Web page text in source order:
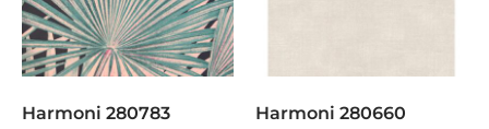
Harmoni 280783 Harmoni 280660